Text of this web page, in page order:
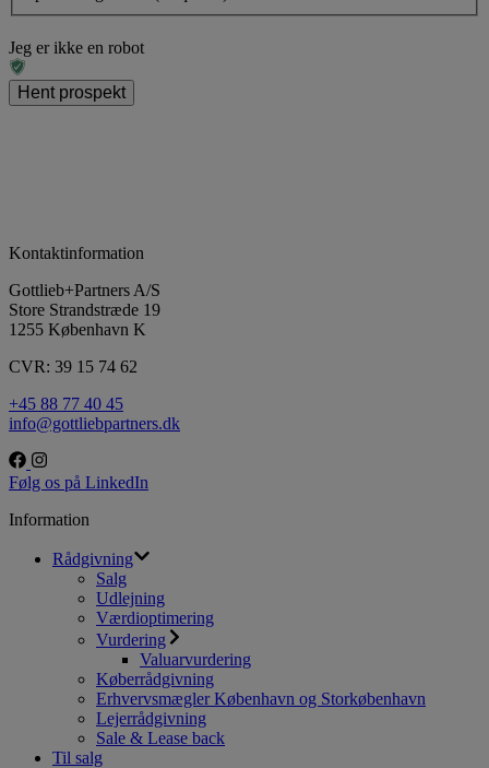
Jeg er ikke en robot
Kontaktinformation
Gottlieb+Partners A/S
Store Strandstræde 19
1255 København K
CVR: 39 15 74 62
+45 88 77 40 45
info@gottliebpartners.dk
Følg os på LinkedIn
Information
Rådgivning
Salg
Udlejning
Værdioptimering
Vurdering
Valuarvurdering
Køberrådgivning
Erhvervsmægler København og Storkøbenhavn
Lejerrådgivning
Sale & Lease back
Til salg